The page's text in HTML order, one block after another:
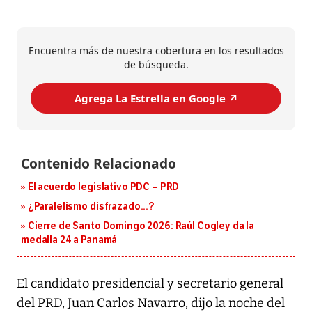
Encuentra más de nuestra cobertura en los resultados
de búsqueda.
Agrega La Estrella en Google ↗️
El acuerdo legislativo PDC – PRD
¿Paralelismo disfrazado...?
Cierre de Santo Domingo 2026: Raúl Cogley da la
medalla 24 a Panamá
El candidato presidencial y secretario general
del PRD, Juan Carlos Navarro, dijo la noche del